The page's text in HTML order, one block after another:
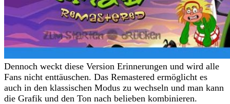
Dennoch weckt diese Version Erinnerungen und wird alle
Fans nicht enttäuschen. Das Remastered ermöglicht es
auch in den klassischen Modus zu wechseln und man kann
die Grafik und den Ton nach belieben kombinieren.